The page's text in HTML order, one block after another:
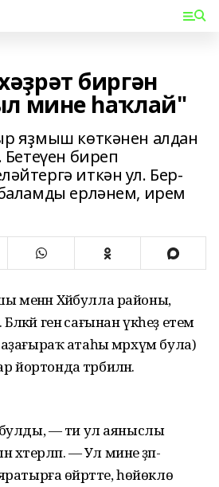
биргән
мине һаҡлай"
яҙмыш көткәнен алдан
Бетеүен биреп
иткән ул. Бер-
ерләнем, ирем
менән Хәйбулла районы,
генә сағынан үкһеҙ етем
аҙағыраҡ атаһы мәрхүм була)
тәрбиәләнә.
булды, — ти ул аяныслы
— Ул мине әҙәп-
яратырға өйрәтте, һөйөклө